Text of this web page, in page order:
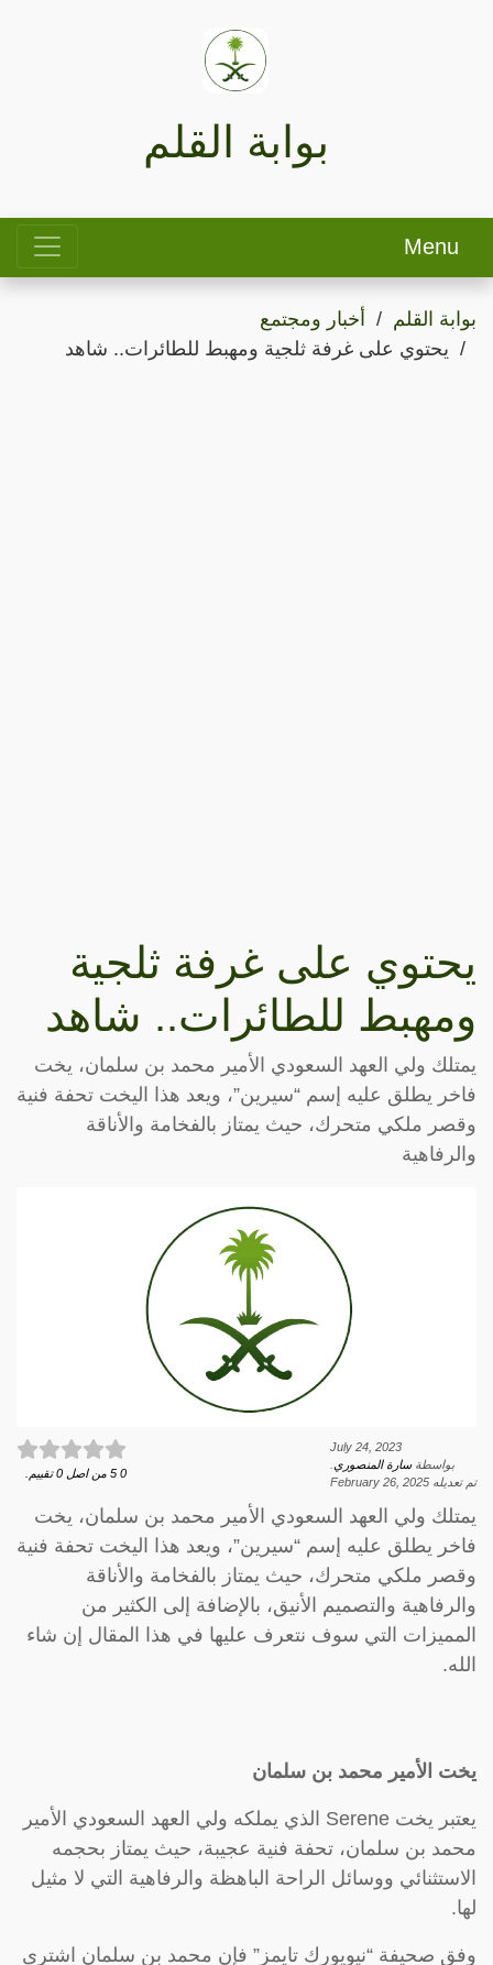
بوابة القلم
Menu
بوابة القلم
أخبار ومجتمع
يحتوي على غرفة ثلجية ومهبط للطائرات.. شاهد
يحتوي على غرفة ثلجية
ومهبط للطائرات.. شاهد
يمتلك ولي العهد السعودي الأمير محمد بن سلمان، يخت
فاخر يطلق عليه إسم “سيرين”، ويعد هذا اليخت تحفة فنية
وقصر ملكي متحرك، حيث يمتاز بالفخامة والأناقة
والرفاهية
July 24, 2023
بواسطةسارة المنصوري
تم تعديله February 26, 2025
0
5 من اصل 0 تقييم.
يمتلك ولي العهد السعودي الأمير محمد بن سلمان، يخت
فاخر يطلق عليه إسم “سيرين”، ويعد هذا اليخت تحفة فنية
وقصر ملكي متحرك، حيث يمتاز بالفخامة والأناقة
والرفاهية والتصميم الأنيق، بالإضافة إلى الكثير من
المميزات التي سوف نتعرف عليها في هذا المقال إن شاء
الله.
يخت الأمير محمد بن سلمان
يعتبر يخت Serene الذي يملكه ولي العهد السعودي الأمير
محمد بن سلمان، تحفة فنية عجيبة، حيث يمتاز بحجمه
الاستثنائي ووسائل الراحة الباهظة والرفاهية التي لا مثيل
لها.
وفق صحيفة “نيويورك تايمز” فإن محمد بن سلمان اشترى